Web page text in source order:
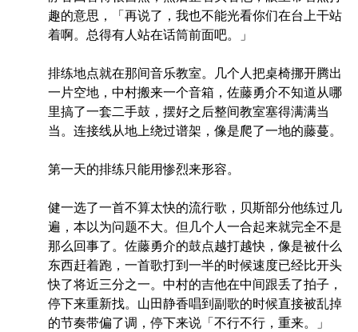
趣的意思，「再说了，我也不能光看你们在台上干站
着啊。总得有人站在话筒前面吧。」
排练地点就在那间音乐教室。几个人把桌椅挪开腾出
一片空地，中村搬来一个音箱，佐藤勇介不知道从哪
里搞了一套二手鼓，摆好之后整间教室塞得满满当
当。连接线从地上绕过谱架，像是爬了一地的藤蔓。
第一天的排练只能用惨烈来形容。
健一选了一首不算太快的流行歌，贝斯部分他练过几
遍，本以为问题不大。但几个人一合起来就完全不是
那么回事了。佐藤勇介的鼓点越打越快，像是被什么
东西赶着跑，一首歌打到一半的时候速度已经比开头
快了将近三分之一。中村的吉他在中间跟丢了拍子，
停下来重新找。山田静香唱到副歌的时候直接被乱掉
的节奏带偏了调，停下来说「不行不行，重来。」